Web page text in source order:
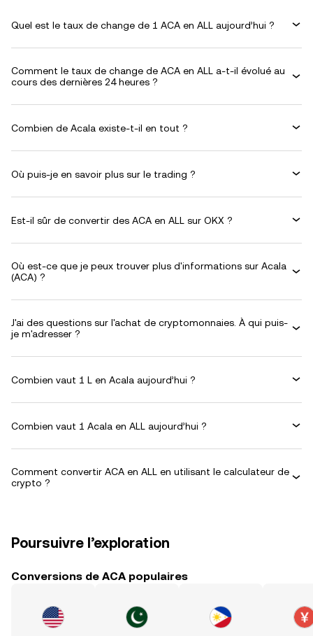
Quel est le taux de change de 1 ACA en ALL aujourd’hui ?
Comment le taux de change de ACA en ALL a-t-il évolué au
cours des dernières 24 heures ?
Combien de Acala existe-t-il en tout ?
Où puis-je en savoir plus sur le trading ?
Est-il sûr de convertir des ACA en ALL sur OKX ?
Où est-ce que je peux trouver plus d'informations sur Acala
(ACA) ?
J'ai des questions sur l'achat de cryptomonnaies. À qui puis-
je m'adresser ?
Combien vaut 1 L en Acala aujourd’hui ?
Combien vaut 1 Acala en ALL aujourd’hui ?
Comment convertir ACA en ALL en utilisant le calculateur de
crypto ?
Poursuivre l’exploration
Conversions de ACA populaires